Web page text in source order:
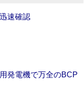
速確認
発電機で万全のBCP